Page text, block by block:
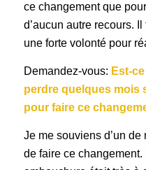
ce changement que
d’aucun autre recours.
une forte volonté pour
Demandez-vous: Est-
perdre quelques mois
pour faire ce
Je me souviens d’un
de faire ce